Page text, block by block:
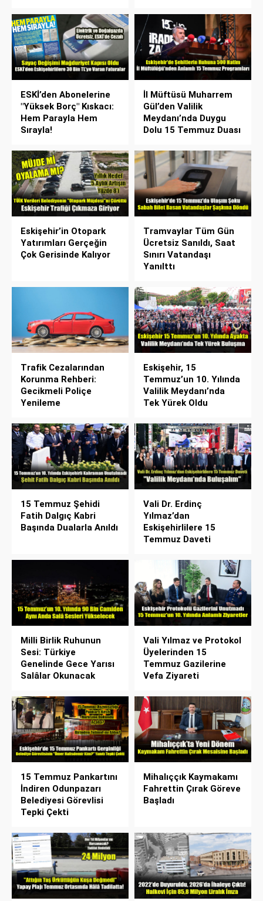
ESKİ’den Abonelerine
"Yüksek Borç" Kıskacı:
Hem Parayla Hem
Sırayla!
İl Müftüsü Muharrem
Gül’den Valilik
Meydanı’nda Duygu
Dolu 15 Temmuz Duası
Eskişehir’in Otopark
Yatırımları Gerçeğin
Çok Gerisinde Kalıyor
Tramvaylar Tüm Gün
Ücretsiz Sanıldı, Saat
Sınırı Vatandaşı
Yanılttı
Trafik Cezalarından
Korunma Rehberi:
Gecikmeli Poliçe
Yenileme
Eskişehir, 15
Temmuz’un 10. Yılında
Valilik Meydanı’nda
Tek Yürek Oldu
15 Temmuz Şehidi
Fatih Dalgıç Kabri
Başında Dualarla Anıldı
Vali Dr. Erdinç
Yılmaz’dan
Eskişehirlilere 15
Temmuz Daveti
Milli Birlik Ruhunun
Sesi: Türkiye
Genelinde Gece Yarısı
Salâlar Okunacak
Vali Yılmaz ve Protokol
Üyelerinden 15
Temmuz Gazilerine
Vefa Ziyareti
15 Temmuz Pankartını
İndiren Odunpazarı
Belediyesi Görevlisi
Tepki Çekti
Mihalıççık Kaymakamı
Fahrettin Çırak Göreve
Başladı